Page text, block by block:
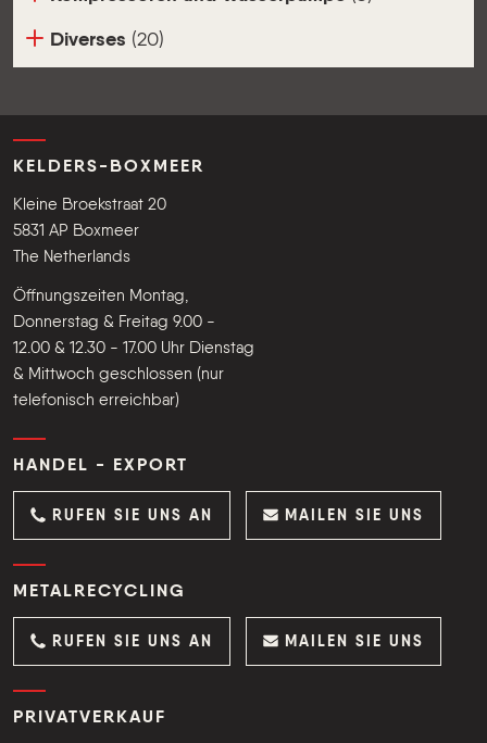
Diverses (20)
KELDERS-BOXMEER
Kleine Broekstraat 20
5831 AP Boxmeer
The Netherlands
Öffnungszeiten Montag,
Donnerstag & Freitag 9.00 -
12.00 & 12.30 - 17.00 Uhr Dienstag
& Mittwoch geschlossen (nur
telefonisch erreichbar)
HANDEL - EXPORT
RUFEN SIE UNS AN MAILEN SIE UNS
METALRECYCLING
RUFEN SIE UNS AN MAILEN SIE UNS
PRIVATVERKAUF